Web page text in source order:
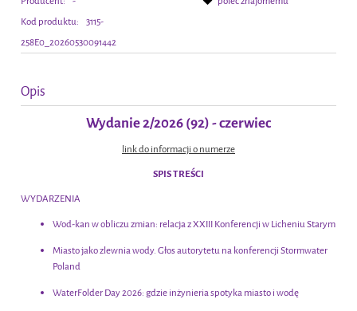
Kod produktu:
3115-
258E0_20260530091442
Opis
Wydanie 2/2026 (92) - czerwiec
link do informacji o numerze
SPIS TREŚCI
WYDARZENIA
Wod-kan w obliczu zmian: relacja z XXIII Konferencji w Licheniu Starym
Miasto jako zlewnia wody. Głos autorytetu na konferencji Stormwater
Poland
WaterFolder Day 2026: gdzie inżynieria spotyka miasto i wodę